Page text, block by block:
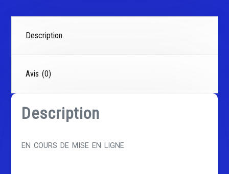
Description
Avis (0)
Description
EN COURS DE MISE EN LIGNE